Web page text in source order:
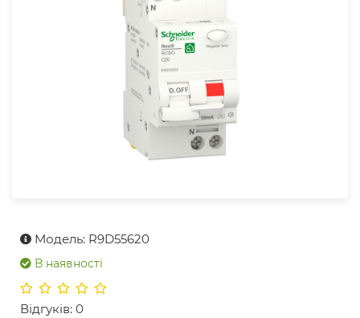
Модель: R9D55620
В наявності
Відгуків: 0